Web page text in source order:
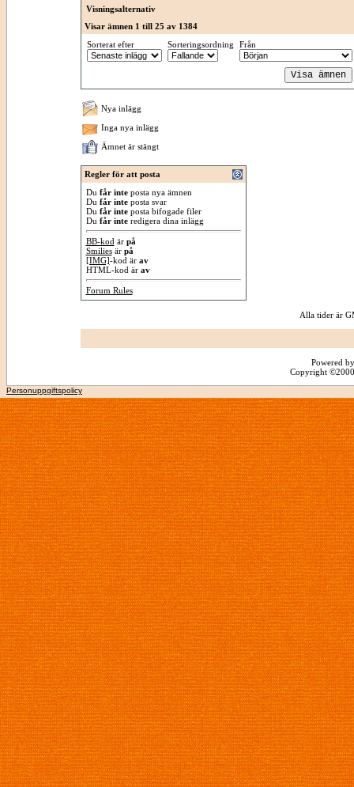
Visningsalternativ
Visar ämnen 1 till 25 av 1384
Sorterat efter
Sorteringsordning Från
Nya inlägg
Inga nya inlägg
Ämnet är stängt
Regler för att posta
Du får inteposta nya ämnen
Du får inteposta svar
Du får inteposta bifogade filer
Du får interedigera dina inlägg
BB-kod är på
Smiliesär på
[IMG]-kod är av
HTML-kod är av
Forum Rules
Alla tider är
Powered
Copyright
Personuppgiftspolicy